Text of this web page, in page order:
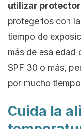
utilizar
protegerlos con
tiempo de
más de esa edad
SPF 30 o más,
por mucho
Cuida la